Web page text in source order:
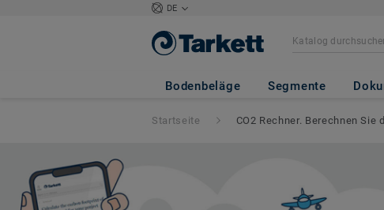
DE
Bodenbeläge Segmente
Startseite CO2 Rechner. Berechnen